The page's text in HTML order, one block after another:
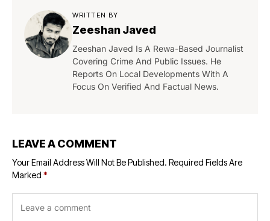
WRITTEN BY
Zeeshan Javed
Zeeshan Javed Is A Rewa-Based Journalist
Covering Crime And Public Issues. He
Reports On Local Developments With A
Focus On Verified And Factual News.
LEAVE A COMMENT
Your Email Address Will Not Be Published. Required Fields Are
Marked *